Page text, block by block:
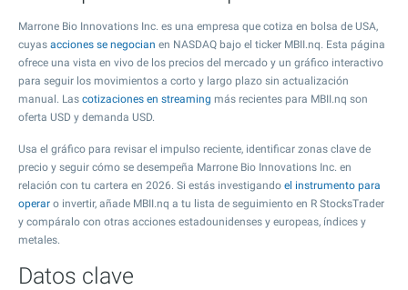
Marrone Bio Innovations Inc. es una empresa que cotiza en bolsa de USA,
cuyas acciones se negocian en NASDAQ bajo el ticker MBII.nq. Esta página
ofrece una vista en vivo de los precios del mercado y un gráfico interactivo
para seguir los movimientos a corto y largo plazo sin actualización
manual. Las cotizaciones en streaming más recientes para MBII.nq son
oferta USD y demanda USD.
Usa el gráfico para revisar el impulso reciente, identificar zonas clave de
precio y seguir cómo se desempeña Marrone Bio Innovations Inc. en
relación con tu cartera en 2026. Si estás investigando el instrumento para
operar o invertir, añade MBII.nq a tu lista de seguimiento en R StocksTrader
y compáralo con otras acciones estadounidenses y europeas, índices y
metales.
Datos clave